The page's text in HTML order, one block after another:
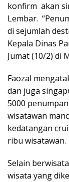
konfirm akan
Lembar.
di sejumlah
Kepala Dinas
Jumat (10/2) di
Faozal
dan juga
5000
wisatawan
kedatangan
ribu wisatawan.
Selain
wisata yang